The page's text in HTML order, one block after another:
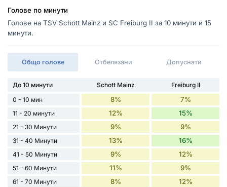
Голове по минути
Голове на TSV Schott Mainz и SC Freiburg II за 10 минути и 15
минути.
Общо голове Отбелязани Допуснати
До 10 минути Schott Mainz
Freiburg II
0 - 10 мин
8% 7%
11 - 20 минути 12% 15%
21 - 30 Минути 9% 9%
31 - 40 Минути 13% 16%
41 - 50 Минути 9% 12%
51 - 60 Минути 11% 9%
61 - 70 Минути 8% 12%